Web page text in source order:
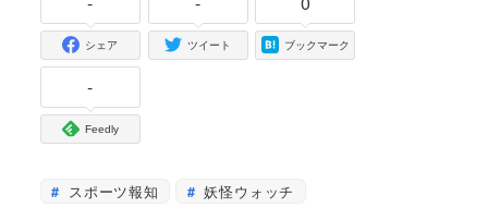
シェア ツイート ブックマーク
-
Feedly
スポーツ報知 妖怪ウォッチ